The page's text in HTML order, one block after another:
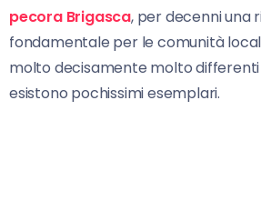
pecora Brigasca, per decenni una
fondamentale per le comunità
molto decisamente molto differenti
esistono pochissimi esemplari.